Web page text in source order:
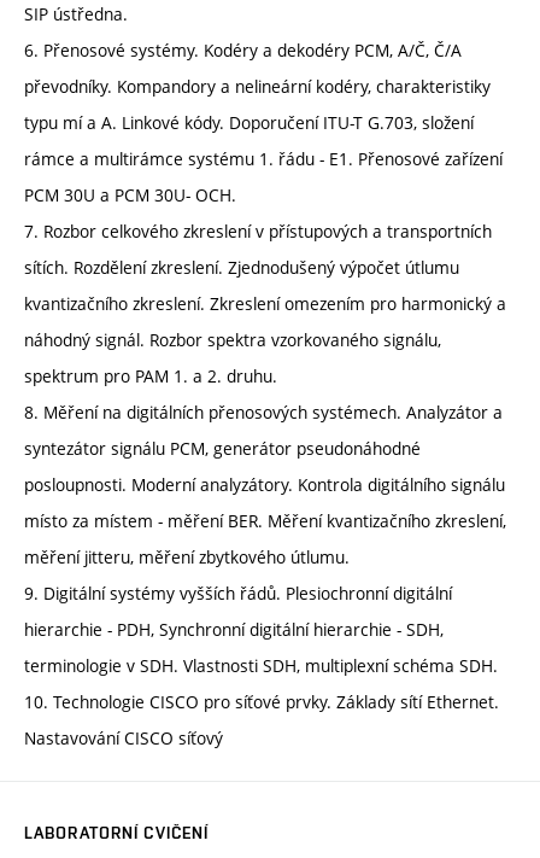
SIP ústředna.
6. Přenosové systémy. Kodéry a dekodéry PCM, A/Č, Č/A
převodníky. Kompandory a nelineární kodéry, charakteristiky
typu mí a A. Linkové kódy. Doporučení ITU-T G.703, složení
rámce a multirámce systému 1. řádu - E1. Přenosové zařízení
PCM 30U a PCM 30U- OCH.
7. Rozbor celkového zkreslení v přístupových a transportních
sítích. Rozdělení zkreslení. Zjednodušený výpočet útlumu
kvantizačního zkreslení. Zkreslení omezením pro harmonický a
náhodný signál. Rozbor spektra vzorkovaného signálu,
spektrum pro PAM 1. a 2. druhu.
8. Měření na digitálních přenosových systémech. Analyzátor a
syntezátor signálu PCM, generátor pseudonáhodné
posloupnosti. Moderní analyzátory. Kontrola digitálního signálu
místo za místem - měření BER. Měření kvantizačního zkreslení,
měření jitteru, měření zbytkového útlumu.
9. Digitální systémy vyšších řádů. Plesiochronní digitální
hierarchie - PDH, Synchronní digitální hierarchie - SDH,
terminologie v SDH. Vlastnosti SDH, multiplexní schéma SDH.
10. Technologie CISCO pro síťové prvky. Základy sítí Ethernet.
Nastavování CISCO síťový
LABORATORNÍ CVIČENÍ